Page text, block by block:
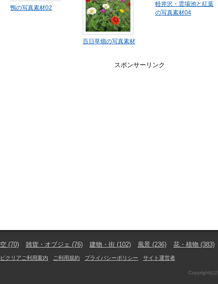
鴨の写真素材02
百日草畑の写真素材
軽井沢・雲場池と紅葉
の写真素材04
スポンサーリンク
空 (70) 雑貨・オブジェ (76) 建物・街 (102) 風景 (236) 花・植物 (383)
ピクリアご利用案内 ご利用規約 プライバシーポリシー サイト運営者